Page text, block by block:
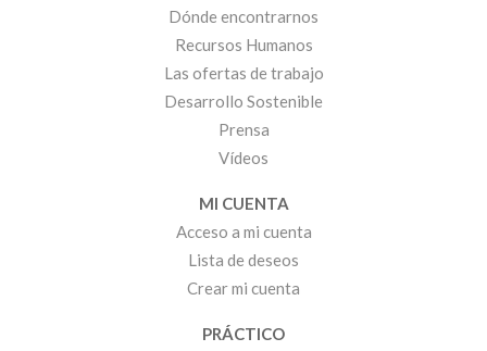
Dónde encontrarnos
Recursos Humanos
Las ofertas de trabajo
Desarrollo Sostenible
Prensa
Vídeos
MI CUENTA
Acceso a mi cuenta
Lista de deseos
Crear mi cuenta
PRÁCTICO